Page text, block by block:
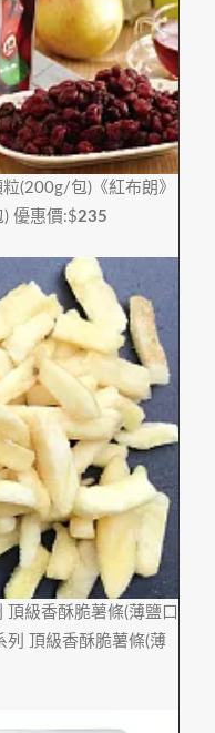
粒(200g/包) 《紅布朗》
) 優惠價:$235
頂級香酥脆薯條(薄鹽口
列 頂級香酥脆薯條(薄